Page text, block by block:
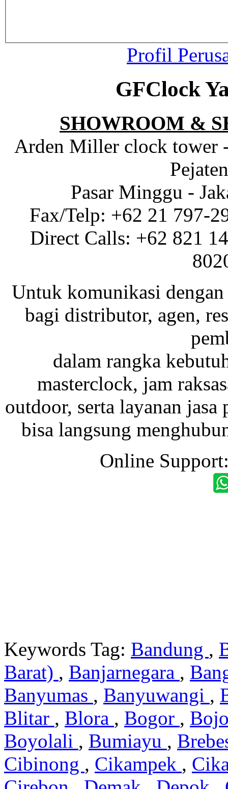
Profil
GFClock
SHOWROOM &
Arden Miller clock tower
Pasar Minggu -
Fax/Telp: +62 21 797-
Direct Calls: +62 821
Untuk komunikasi dengan
bagi distributor, agen,
dalam rangka
masterclock, jam
outdoor, serta layanan
bisa langsung
Online
Keywords Tag: Bandung ,
Barat) , Banjarnegara ,
Banyumas , Banyuwangi ,
Blitar , Blora , Bogor ,
Boyolali , Bumiayu ,
Cibinong , Cikampek ,